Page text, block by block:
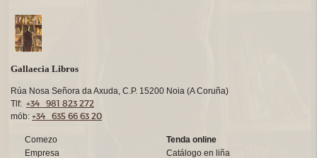
Gallaecia Libros
Rúa Nosa Señora da Axuda, C.P. 15200 Noia (A Coruña)
Tlf: +34 981 823 272
mób: +34 635 66 63 20
Comezo
Empresa
Tenda online
Catálogo en liña